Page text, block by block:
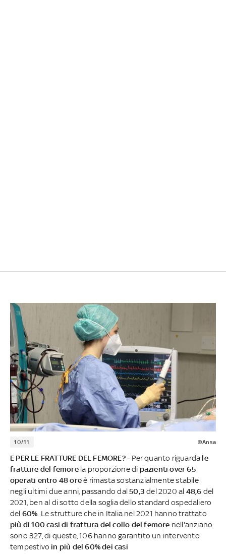
10/11 ©Ansa
E PER LE FRATTURE DEL FEMORE? - Per quanto riguarda le
fratture del femorela proporzione di pazienti over 65
operati entro 48 oreè rimasta sostanzialmente stabile
negli ultimi due anni, passando dal50,3del 2020 al 48,6 del
2021, ben al di sotto della soglia dello standard ospedaliero
del 60% . Le strutture che in Italia nel 2021 hanno trattato
più di 100 casi di frattura del collo del femore nell'anziano
sono 327, di queste, 106 hanno garantito un intervento
tempestivo in più del 60% dei casi